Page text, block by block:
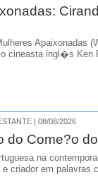
Apaixonadas
cineasta ingl�s Ken
| 08/08/2026
do Come?o
na
e criador em palavras